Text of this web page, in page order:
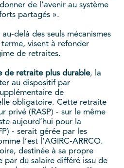
de l’avenir au système
partagés ».
delà des seuls mécanismes
visent à refonder
de retraites.
de retraite plus durable, la
au dispositif par
de
obligatoire. Cette retraite
privé (RASP) - sur le même
aujourd’hui pour la
- serait gérée par les
l’est l’AGIRC-ARRCO.
destinée à sa propre
par du salaire différé issu de